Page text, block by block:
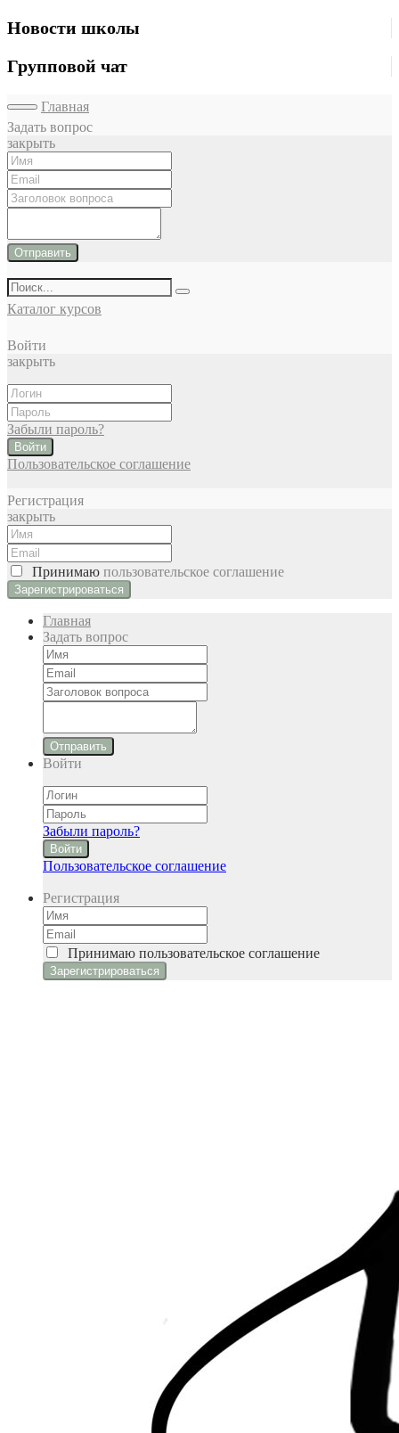
Новости школы
Групповой чат
Главная
Задать вопрос
закрыть
Отправить
Каталог курсов
Войти
закрыть
Забыли пароль?
Войти
Пользовательское соглашение
Регистрация
закрыть
Принимаю пользовательское соглашение
Главная
Задать вопрос
Отправить
Войти
Забыли пароль?
Войти
Пользовательское соглашение
Регистрация
Принимаю пользовательское соглашение